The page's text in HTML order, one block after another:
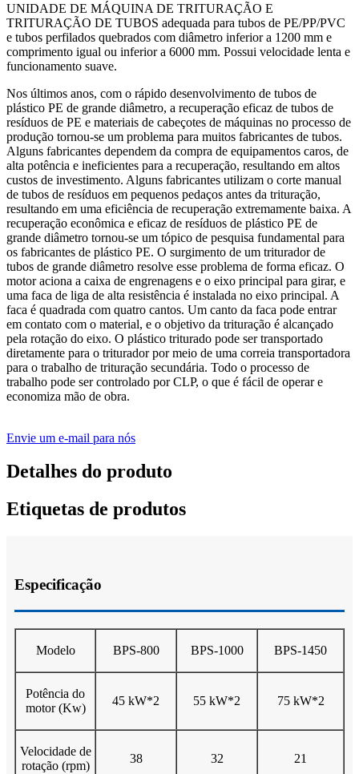
UNIDADE DE MÁQUINA DE TRITURAÇÃO E
TRITURAÇÃO DE TUBOS adequada para tubos de PE/PP/PVC
e tubos perfilados quebrados com diâmetro inferior a 1200 mm e
comprimento igual ou inferior a 6000 mm. Possui velocidade lenta e
funcionamento suave.
Nos últimos anos, com o rápido desenvolvimento de tubos de
plástico PE de grande diâmetro, a recuperação eficaz de tubos de
resíduos de PE e materiais de cabeçotes de máquinas no processo de
produção tornou-se um problema para muitos fabricantes de tubos.
Alguns fabricantes dependem da compra de equipamentos caros, de
alta potência e ineficientes para a recuperação, resultando em altos
custos de investimento. Alguns fabricantes utilizam o corte manual
de tubos de resíduos em pequenos pedaços antes da trituração,
resultando em uma eficiência de recuperação extremamente baixa. A
recuperação econômica e eficaz de resíduos de plástico PE de
grande diâmetro tornou-se um tópico de pesquisa fundamental para
os fabricantes de plástico PE. O surgimento de um triturador de
tubos de grande diâmetro resolve esse problema de forma eficaz. O
motor aciona a caixa de engrenagens e o eixo principal para girar, e
uma faca de liga de alta resistência é instalada no eixo principal. A
faca é quadrada com quatro cantos. Um canto da faca pode entrar
em contato com o material, e o objetivo da trituração é alcançado
pela rotação do eixo. O plástico triturado pode ser transportado
diretamente para o triturador por meio de uma correia transportadora
para o trabalho de trituração secundária. Todo o processo de
trabalho pode ser controlado por CLP, o que é fácil de operar e
economiza mão de obra.
Envie um e-mail para nós
Detalhes do produto
Etiquetas de produtos
Especificação
Modelo BPS-800 BPS-1000 BPS-1450
Potência do
motor (Kw)
45 kW*2 55 kW*2 75 kW*2
Velocidade de
rotação (rpm)
38 32 21